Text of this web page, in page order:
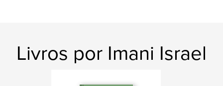
Livros por Imani Israel